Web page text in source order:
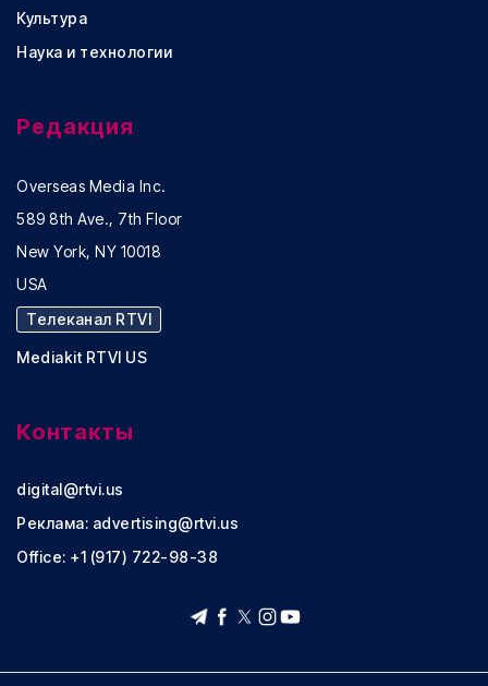
Культура
Наука и технологии
Редакция
Overseas Media Inc.
589 8th Ave., 7th Floor
New York, NY 10018
USA
Телеканал RTVI
Mediakit RTVI US
Контакты
digital@rtvi.us
Реклама: advertising@rtvi.us
Office: +1 (917) 722-98-38